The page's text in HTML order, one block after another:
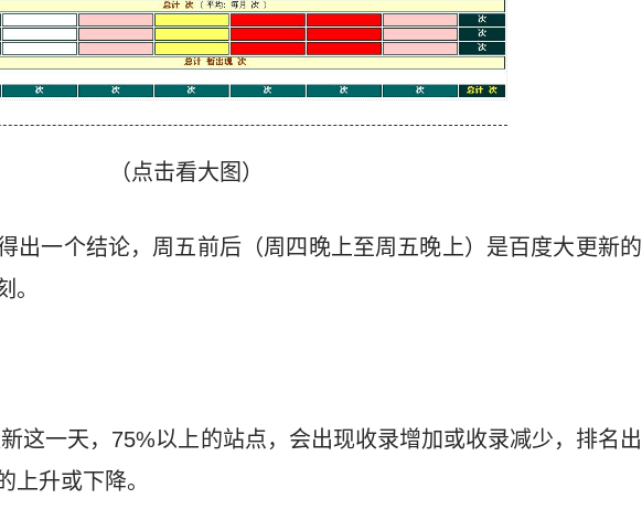
（点击看大图）
出一个结论，周五前后（周四晚上至周五晚上）是百度大更新的
。
这一天，75%以上的站点，会出现收录增加或收录减少，排名出
上升或下降。